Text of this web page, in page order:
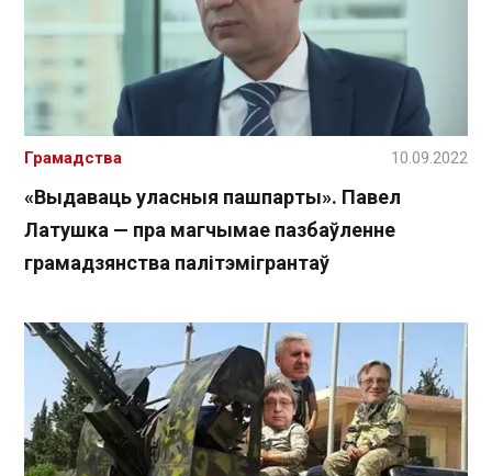
«Выдаваць уласныя пашпарты». Павел
Латушка — пра магчымае пазбаўленне
грамадзянства палітэмігрантаў
Грамадства 10.09.2022